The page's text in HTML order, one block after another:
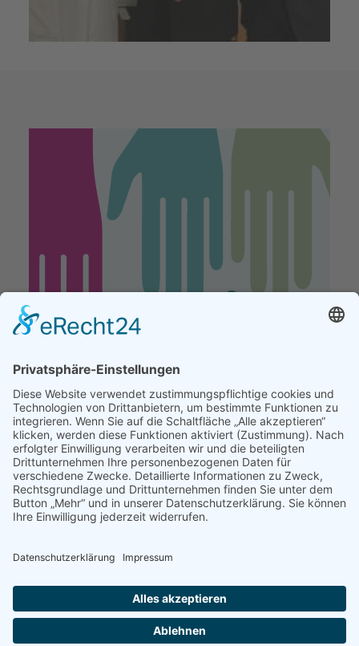
Copyright © 2022
Hilfe für Krebskranke e. V.
kontakt@krebshilfe-nuernberg.de
Impressum
Datenschutzerklärung